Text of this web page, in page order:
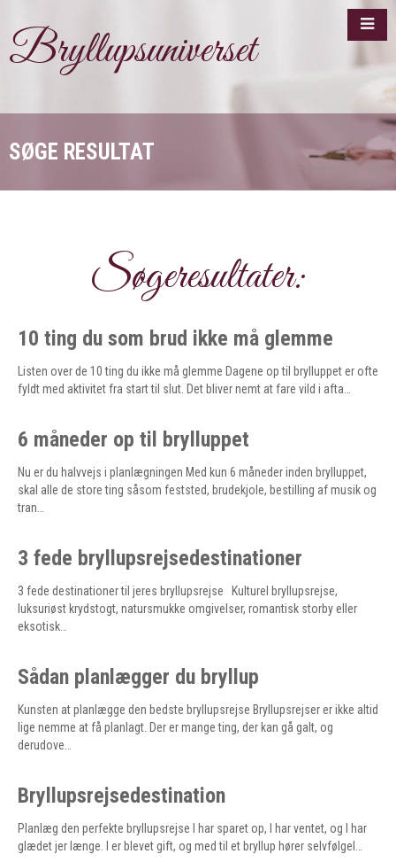
Bryllupsuniverset
SØGE RESULTAT
Søgeresultater:
10 ting du som brud ikke må glemme
Listen over de 10 ting du ikke må glemme Dagene op til brylluppet er ofte
fyldt med aktivitet fra start til slut. Det bliver nemt at fare vild i afta…
6 måneder op til brylluppet
Nu er du halvvejs i planlægningen Med kun 6 måneder inden brylluppet,
skal alle de store ting såsom feststed, brudekjole, bestilling af musik og
tran…
3 fede bryllupsrejsedestinationer
3 fede destinationer til jeres bryllupsrejse Kulturel bryllupsrejse,
luksuriøst krydstogt, natursmukke omgivelser, romantisk storby eller
eksotisk…
Sådan planlægger du bryllup
Kunsten at planlægge den bedste bryllupsrejse Bryllupsrejser er ikke altid
lige nemme at få planlagt. Der er mange ting, der kan gå galt, og
derudove…
Bryllupsrejsedestination
Planlæg den perfekte bryllupsrejse I har sparet op, I har ventet, og I har
glædet jer længe. I er blevet gift, og med til et bryllup hører selvfølgel…